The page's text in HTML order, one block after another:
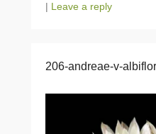
| Leave a reply
206-andreae-v-